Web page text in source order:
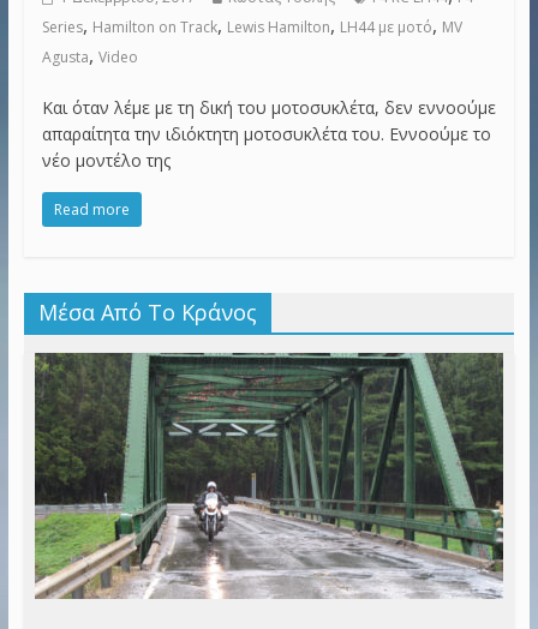
Series, Hamilton on Track, Lewis Hamilton, LH44 με μοτό, MV
Agusta, Video
Και όταν λέμε με τη δική του μοτοσυκλέτα, δεν εννοούμε
απαραίτητα την ιδιόκτητη μοτοσυκλέτα του. Εννοούμε το
νέο μοντέλο της
Read more
Μέσα Από Το Κράνος